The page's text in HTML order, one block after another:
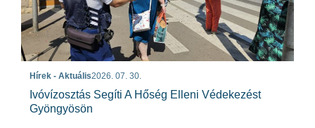
Hírek - Aktuális2026. 07. 30.
Ivóvízosztás Segíti A Hőség Elleni Védekezést
Gyöngyösön